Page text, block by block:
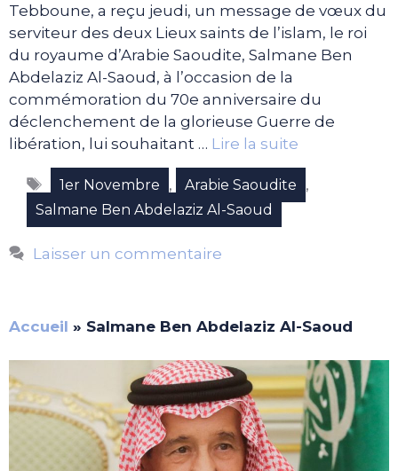
Tebboune, a reçu jeudi, un message de vœux du
serviteur des deux Lieux saints de l’islam, le roi
du royaume d’Arabie Saoudite, Salmane Ben
Abdelaziz Al-Saoud, à l’occasion de la
commémoration du 70e anniversaire du
déclenchement de la glorieuse Guerre de
libération, lui souhaitant … Lire la suite
Étiquettes
1er Novembre , Arabie Saoudite ,
Salmane Ben Abdelaziz Al-Saoud
Laisser un commentaire
Accueil » Salmane Ben Abdelaziz Al-Saoud